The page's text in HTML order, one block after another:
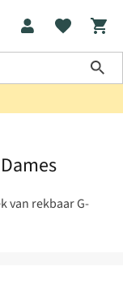
van rekbaar G-